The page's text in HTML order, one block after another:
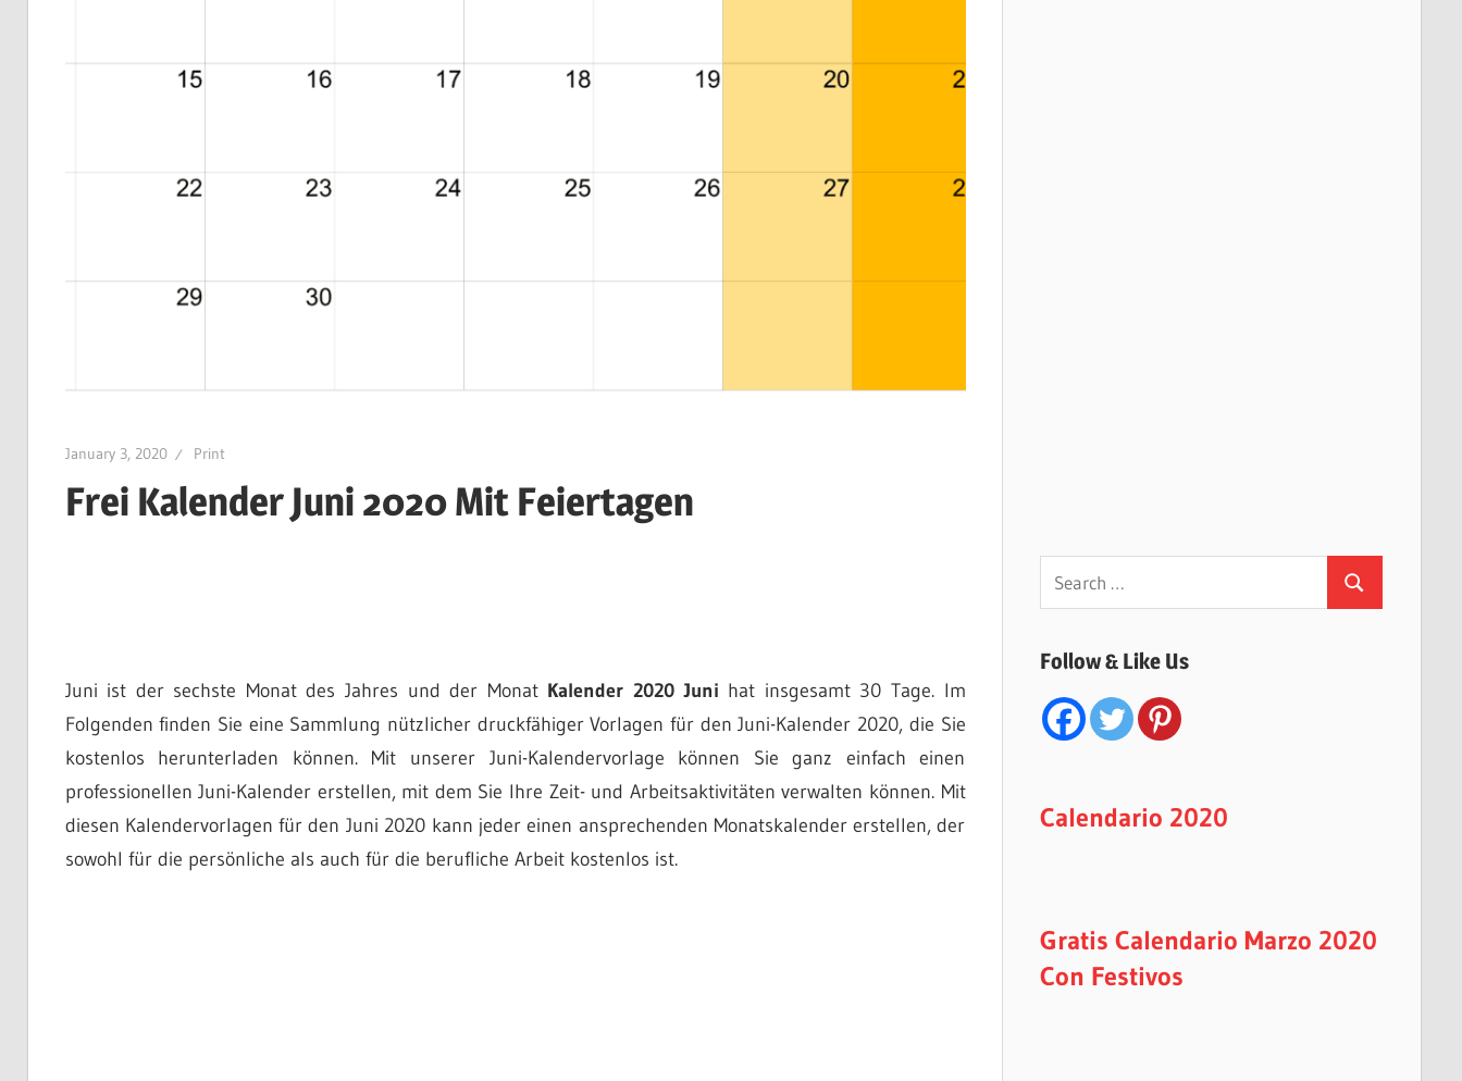
January 3, 2020 Print
Frei Kalender Juni 2020 Mit Feiertagen
Juni ist der sechste Monat des Jahres und der Monat Kalender 2020 Juni hat insgesamt 30 Tage. Im
Folgenden finden Sie eine Sammlung nützlicher druckfähiger Vorlagen für den Juni-Kalender 2020, die Sie
kostenlos herunterladen können. Mit unserer Juni-Kalendervorlage können Sie ganz einfach einen
professionellen Juni-Kalender erstellen, mit dem Sie Ihre Zeit- und Arbeitsaktivitäten verwalten können. Mit
diesen Kalendervorlagen für den Juni 2020 kann jeder einen ansprechenden Monatskalender erstellen, der
sowohl für die persönliche als auch für die berufliche Arbeit kostenlos ist.
Search
for:
Search
Follow & Like Us
Calendario 2020
Gratis Calendario Marzo 2020
Con Festivos